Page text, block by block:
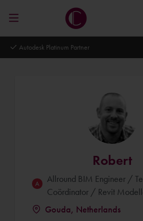
Autodesk Platinum Partner
Robert
Allround BIM Engineer /
Coördinator / Revit
Gouda, Netherlands